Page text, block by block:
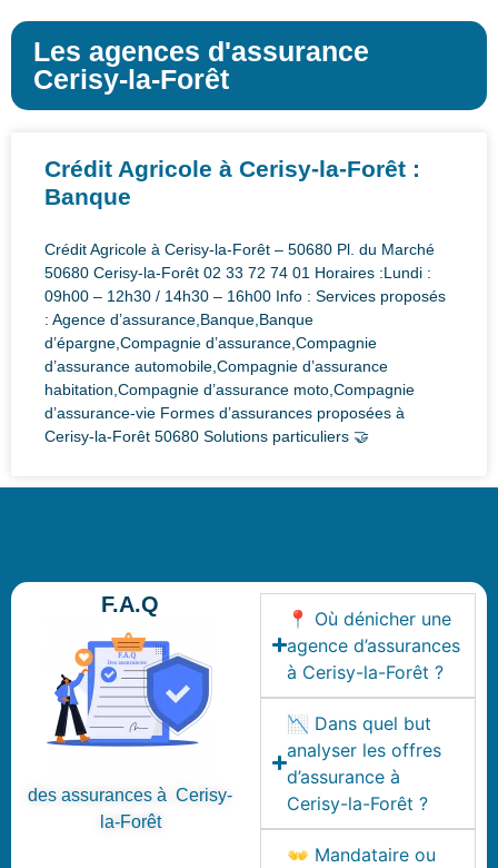
Les agences d'assurance
Cerisy-la-Forêt
Crédit Agricole à Cerisy-la-Forêt :
Banque
Crédit Agricole à Cerisy-la-Forêt – 50680 Pl. du Marché
50680 Cerisy-la-Forêt 02 33 72 74 01 Horaires :Lundi :
09h00 – 12h30 / 14h30 – 16h00 Info : Services proposés
: Agence d’assurance,Banque,Banque
d’épargne,Compagnie d’assurance,Compagnie
d’assurance automobile,Compagnie d’assurance
habitation,Compagnie d’assurance moto,Compagnie
d’assurance-vie Formes d’assurances proposées à
Cerisy-la-Forêt 50680 Solutions particuliers 🤝
F.A.Q
des assurances à Cerisy-
la-Forêt
📍 Où dénicher une
agence d’assurances
à Cerisy-la-Forêt ?
📉 Dans quel but
analyser les offres
d’assurance à
Cerisy-la-Forêt ?
👐 Mandataire ou